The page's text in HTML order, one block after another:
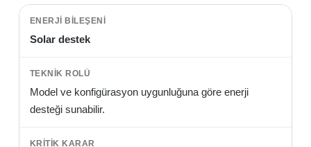
Solar destek
Model ve konfigürasyon uygunluğuna göre enerji
desteği sunabilir.